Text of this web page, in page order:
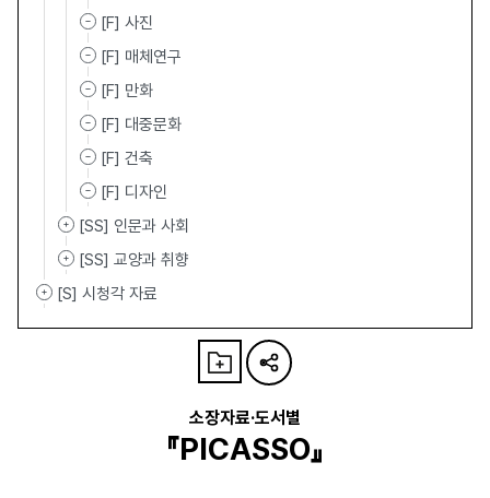
[F] 사진
[F] 매체연구
[F] 만화
[F] 대중문화
[F] 건축
[F] 디자인
[SS] 인문과 사회
[SS] 교양과 취향
[S] 시청각 자료
소장자료·도서별
『PICASSO』